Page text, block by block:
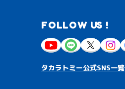
FOLLOW US !
タカラトミー公式SNS一覧